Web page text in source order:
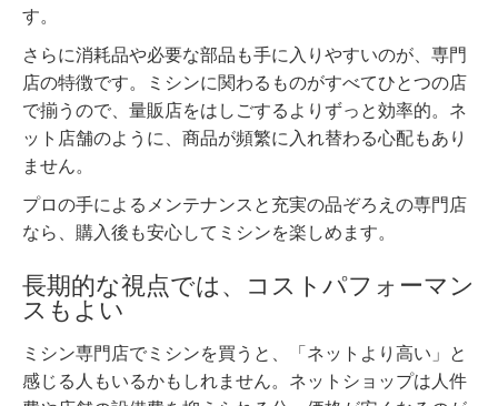
す。
さらに消耗品や必要な部品も手に入りやすいのが、専門
店の特徴です。ミシンに関わるものがすべてひとつの店
で揃うので、量販店をはしごするよりずっと効率的。ネ
ット店舗のように、商品が頻繁に入れ替わる心配もあり
ません。
プロの手によるメンテナンスと充実の品ぞろえの専門店
なら、購入後も安心してミシンを楽しめます。
長期的な視点では、コストパフォーマン
スもよい
ミシン専門店でミシンを買うと、「ネットより高い」と
感じる人もいるかもしれません。ネットショップは人件